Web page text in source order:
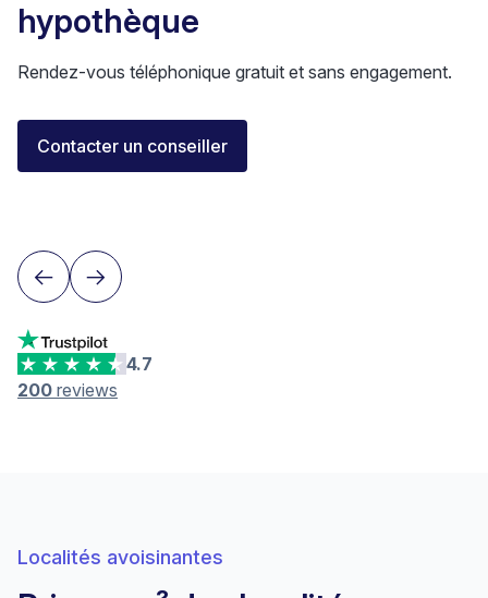
hypothèque
Rendez-vous téléphonique gratuit et sans engagement.
Contacter un conseiller
Florent Buser
Area Sales Director Romandie
4.7
200 reviews
Localités avoisinantes